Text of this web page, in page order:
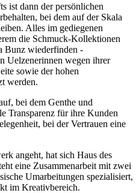
ist dann der persönlichen
bei dem auf der Skala
Alles im gediegenen
die Schmuck-Kollektionen
Bunz wiederfinden -
Uelzenerinnen wegen ihrer
sowie der hohen
werden.
bei dem Genthe und
Transparenz für ihre Kunden
bei der Vertrauen eine
angeht, hat sich Haus des
eine Zusammenarbeit mit zwei
Umarbeitungen spezialisiert,
im Kreativbereich.